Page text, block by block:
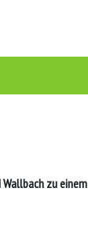
Wallbach zu einem